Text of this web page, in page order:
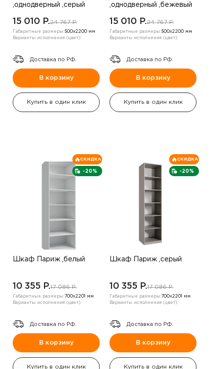
,однодверный ,серый
15 010 P.24 767 P.
Габаритные размеры:500х2200 мм
Варианты исполнения (цвет):
Доставка по РФ.
В корзину
Купить в один клик
,однодверный ,бежевый
15 010 P.24 767 P.
Габаритные размеры:500х2200 мм
Варианты исполнения (цвет):
Доставка по РФ.
В корзину
Купить в один клик
-20%
СКИДКА
Шкаф Париж ,белый
10 355 P.17 086 P.
Габаритные размеры: 700х2201 мм
Варианты исполнения (цвет):
Доставка по РФ.
В корзину
Купить в один клик
-20%
СКИДКА
Шкаф Париж ,серый
10 355 P.17 086 P.
Габаритные размеры: 700х2201 мм
Варианты исполнения (цвет):
Доставка по РФ.
В корзину
Купить в один клик